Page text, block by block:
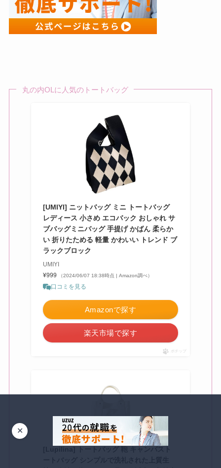
丸の内OLに人気のトートバッグ
[UMIYI] ニットバッグ ミニ トートバッグ
レディース 小さめ エコバック おしゃれ サ
ブバッグミニバッグ 手提げ かばん 柔らか
い 折りたためる 軽量 かわいい トレンド ブ
ラックブロック
UMIYI
¥999
（2024/06/07 18:38時点 | Amazon調べ）
口コミを見る
Amazonで探す
楽天市場で探す
ポチップ
✕